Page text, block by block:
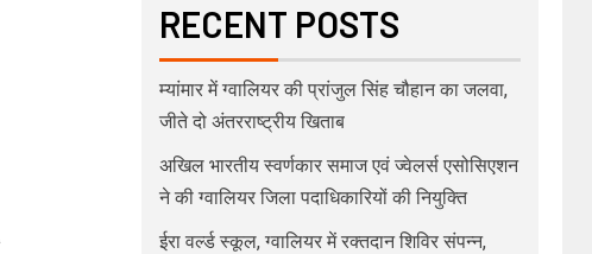
RECENT POSTS
म्यांमार में ग्वालियर की प्रांजुल सिंह चौहान का जलवा,
जीते दो अंतरराष्ट्रीय खिताब
अखिल भारतीय स्वर्णकार समाज एवं ज्वेलर्स एसोसिएशन
ने की ग्वालियर जिला पदाधिकारियों की नियुक्ति
ईरा वर्ल्ड स्कूल, ग्वालियर में रक्तदान शिविर संपन्न,